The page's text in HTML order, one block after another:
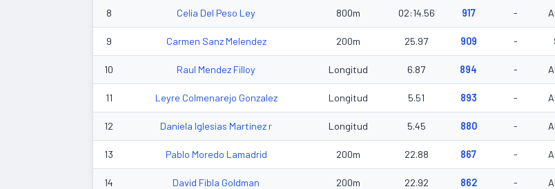
8 Celia Del Peso Ley 800m 02:14.56 917 -
9 Carmen Sanz Melendez 200m 25.97 909 -
10 Raul Mendez Filloy Longitud 6.87 894 -
11 Leyre Colmenarejo Gonzalez Longitud 5.51 893 -
12 Daniela Iglesias Martinez r Longitud 5.45 880 -
13 Pablo Moredo Lamadrid 200m 22.88 867 -
14 David Fibla Goldman 200m 22.92 862 -